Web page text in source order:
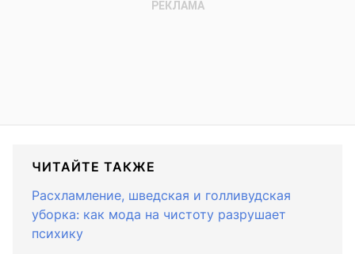
ЧИТАЙТЕ ТАКЖЕ
Расхламление, шведская и голливудская
уборка: как мода на чистоту разрушает
психику